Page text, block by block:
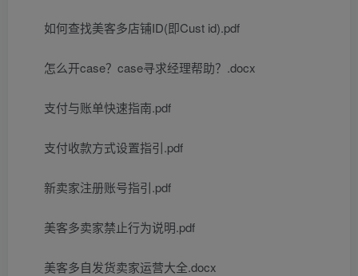
如何查找美客多店铺ID(即Cust id).pdf
怎么开case？case寻求经理帮助？.docx
支付与账单快速指南.pdf
支付收款方式设置指引.pdf
新卖家注册账号指引.pdf
美客多卖家禁止行为说明.pdf
美客多自发货卖家运营大全.docx